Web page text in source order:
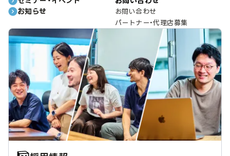
お知らせ
お問い合わせ
パートナー・代理店募集